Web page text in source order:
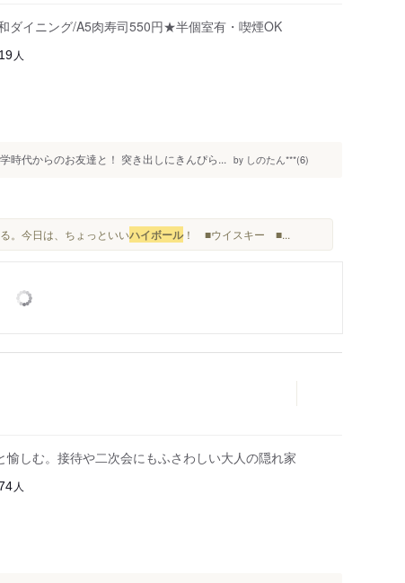
ダイニング/A5肉寿司550円★半個室有・喫煙OK
人
時代からのお友達と！ 突き出しにきんぴら... by しのたん***(6)
。今日は、ちょっといいハイボール！ ■ウイスキー ■...
しむ。接待や二次会にもふさわしい大人の隠れ家
人